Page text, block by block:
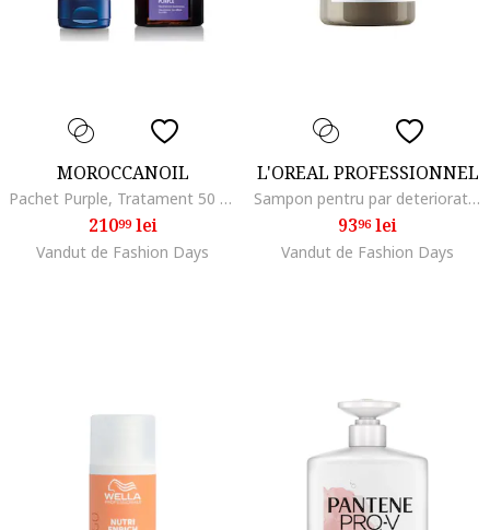
MOROCCANOIL
Pachet Purple, Tratament 50 ml + Sampon 200 ml
21099lei
Vandut de Fashion Days
L'OREAL PROFESSIONNEL
Sampon pentru par deteriorat L’Oreal Professionnel Serie Expert Absolut Repair Molecular, formulat cu legaturi peptidice si 5 aminoacizi, repara structura macromoleculara a parului, fara sulfati,., 300 ml
9396lei
Vandut de Fashion Days